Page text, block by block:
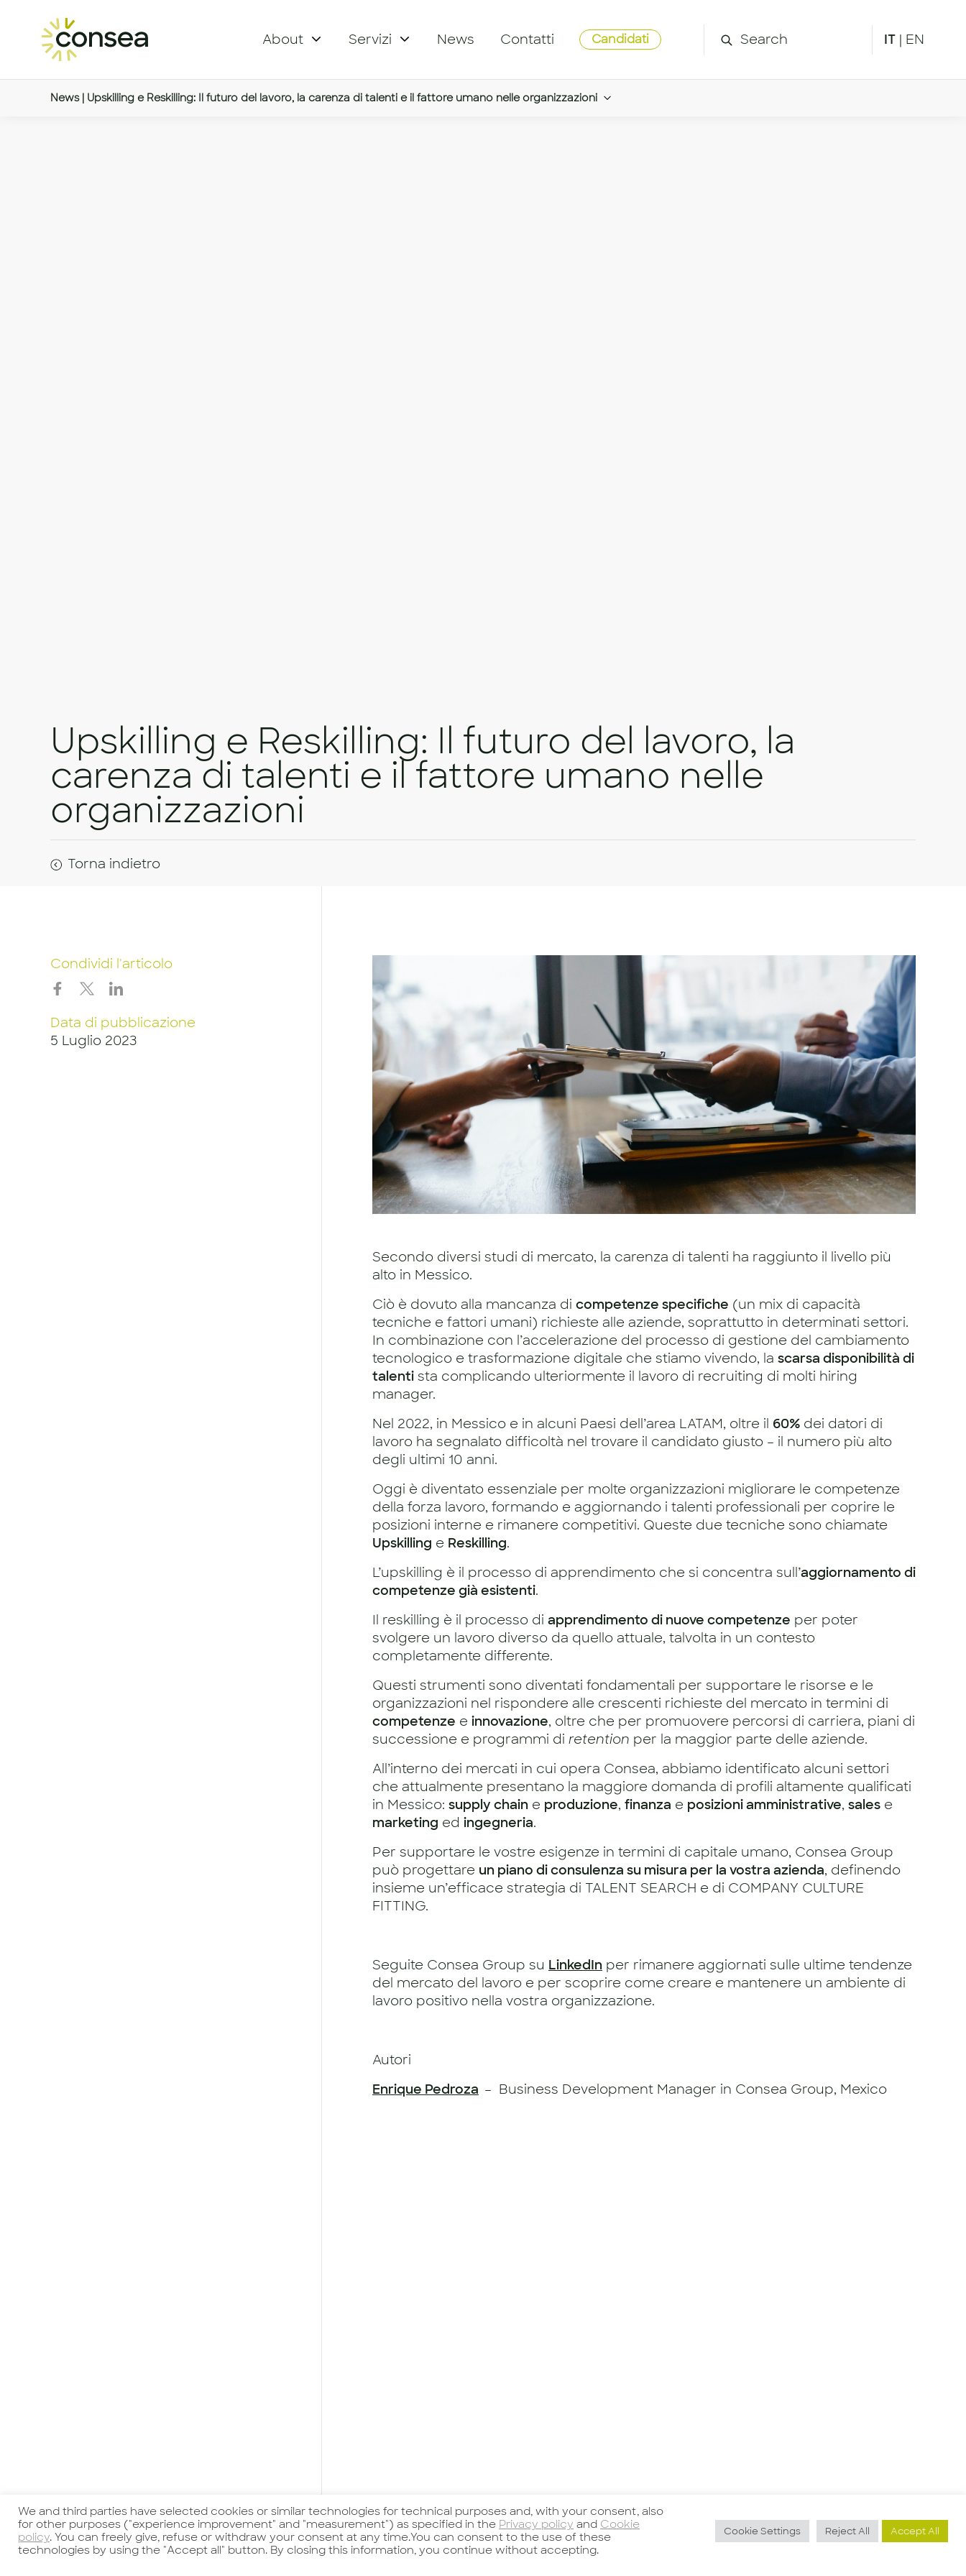
About Servizi News Contatti Candidati IT | EN
News | Upskilling e Reskilling: Il futuro del lavoro, la carenza di talenti e il fattore umano nelle organizzazioni
Upskilling e Reskilling: Il futuro del lavoro, la
carenza di talenti e il fattore umano nelle
organizzazioni
Torna indietro
Condividi l'articolo
Data di pubblicazione
5 Luglio 2023
Secondo diversi studi di mercato, la carenza di talenti ha raggiunto il livello più
alto in Messico.
Ciò è dovuto alla mancanza di competenze specifiche (un mix di capacità
tecniche e fattori umani) richieste alle aziende, soprattutto in determinati settori.
In combinazione con l’accelerazione del processo di gestione del cambiamento
tecnologico e trasformazione digitale che stiamo vivendo, la scarsa disponibilità di
talenti sta complicando ulteriormente il lavoro di recruiting di molti hiring
manager.
Nel 2022, in Messico e in alcuni Paesi dell’area LATAM, oltre il 60% dei datori di
lavoro ha segnalato difficoltà nel trovare il candidato giusto – il numero più alto
degli ultimi 10 anni.
Oggi è diventato essenziale per molte organizzazioni migliorare le competenze
della forza lavoro, formando e aggiornando i talenti professionali per coprire le
posizioni interne e rimanere competitivi. Queste due tecniche sono chiamate
Upskilling e Reskilling.
L’upskilling è il processo di apprendimento che si concentra sull’aggiornamento di
competenze già esistenti.
Il reskilling è il processo di apprendimento di nuove competenze per poter
svolgere un lavoro diverso da quello attuale, talvolta in un contesto
completamente differente.
Questi strumenti sono diventati fondamentali per supportare le risorse e le
organizzazioni nel rispondere alle crescenti richieste del mercato in termini di
competenze e innovazione, oltre che per promuovere percorsi di carriera, piani di
successione e programmi di retention per la maggior parte delle aziende.
All’interno dei mercati in cui opera Consea, abbiamo identificato alcuni settori
che attualmente presentano la maggiore domanda di profili altamente qualificati
in Messico: supply chain e produzione, finanza e posizioni amministrative, sales e
marketing ed ingegneria.
Per supportare le vostre esigenze in termini di capitale umano, Consea Group
può progettare un piano di consulenza su misura per la vostra azienda, definendo
insieme un’efficace strategia di TALENT SEARCH e di COMPANY CULTURE
FITTING.
Seguite Consea Group su LinkedIn per rimanere aggiornati sulle ultime tendenze
del mercato del lavoro e per scoprire come creare e mantenere un ambiente di
lavoro positivo nella vostra organizzazione.
Autori
Enrique Pedroza – Business Development Manager in Consea Group, Mexico
We and third parties have selected cookies or similar technologies for technical purposes and, with your consent, also
for other purposes ("experience improvement" and "measurement") as specified in the Privacy policy and Cookie
policy. You can freely give, refuse or withdraw your consent at any time.You can consent to the use of these
technologies by using the "Accept all" button. By closing this information, you continue without accepting.
Cookie Settings Reject All Accept All